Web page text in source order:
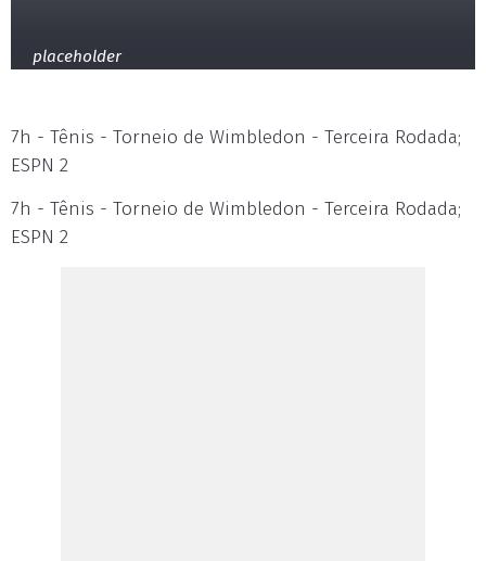
placeholder
7h - Tênis - Torneio de Wimbledon - Terceira Rodada;
ESPN 2
7h - Tênis - Torneio de Wimbledon - Terceira Rodada;
ESPN 2